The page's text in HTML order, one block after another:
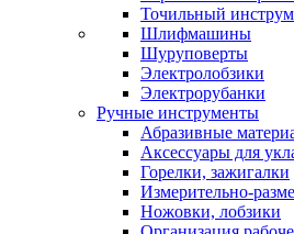
Точильный
Шлифмашины
Шуруповерты
Электролобзики
Электрорубанки
Ручные инструменты
Абразивные
Аксессуары для
Горелки, зажигалки
Измерительно-
Ножовки, лобзики